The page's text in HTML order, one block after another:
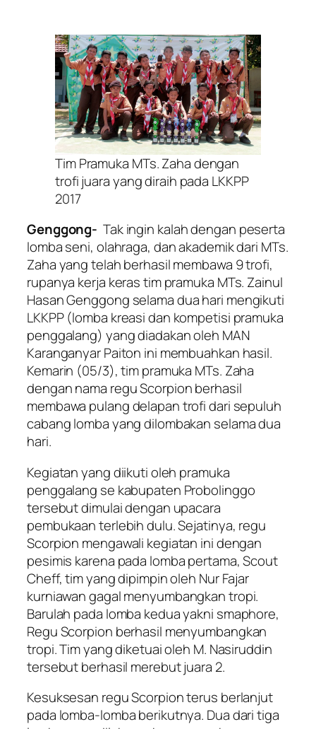
Tim Pramuka MTs. Zaha dengan
trofi juara yang diraih pada LKKPP
2017
Genggong- Tak ingin kalah dengan peserta
lomba seni, olahraga, dan akademik dari MTs.
Zaha yang telah berhasil membawa 9 trofi,
rupanya kerja keras tim pramuka MTs. Zainul
Hasan Genggong selama dua hari mengikuti
LKKPP (lomba kreasi dan kompetisi pramuka
penggalang) yang diadakan oleh MAN
Karanganyar Paiton ini membuahkan hasil.
Kemarin (05/3), tim pramuka MTs. Zaha
dengan nama regu Scorpion berhasil
membawa pulang delapan trofi dari sepuluh
cabang lomba yang dilombakan selama dua
hari.
Kegiatan yang diikuti oleh pramuka
penggalang se kabupaten Probolinggo
tersebut dimulai dengan upacara
pembukaan terlebih dulu. Sejatinya, regu
Scorpion mengawali kegiatan ini dengan
pesimis karena pada lomba pertama, Scout
Cheff, tim yang dipimpin oleh Nur Fajar
kurniawan gagal menyumbangkan tropi.
Barulah pada lomba kedua yakni smaphore,
Regu Scorpion berhasil menyumbangkan
tropi. Tim yang diketuai oleh M. Nasiruddin
tersebut berhasil merebut juara 2.
Kesuksesan regu Scorpion terus berlanjut
pada lomba-lomba berikutnya. Dua dari tiga